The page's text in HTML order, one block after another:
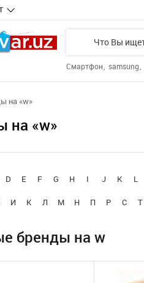
Смартфон samsung
на «w»
на «w»
D E F G H I J K L
И К Л М Н П Р С Т
бренды на w